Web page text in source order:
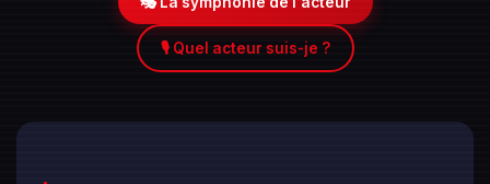
🎙️ Quel acteur suis-je ?